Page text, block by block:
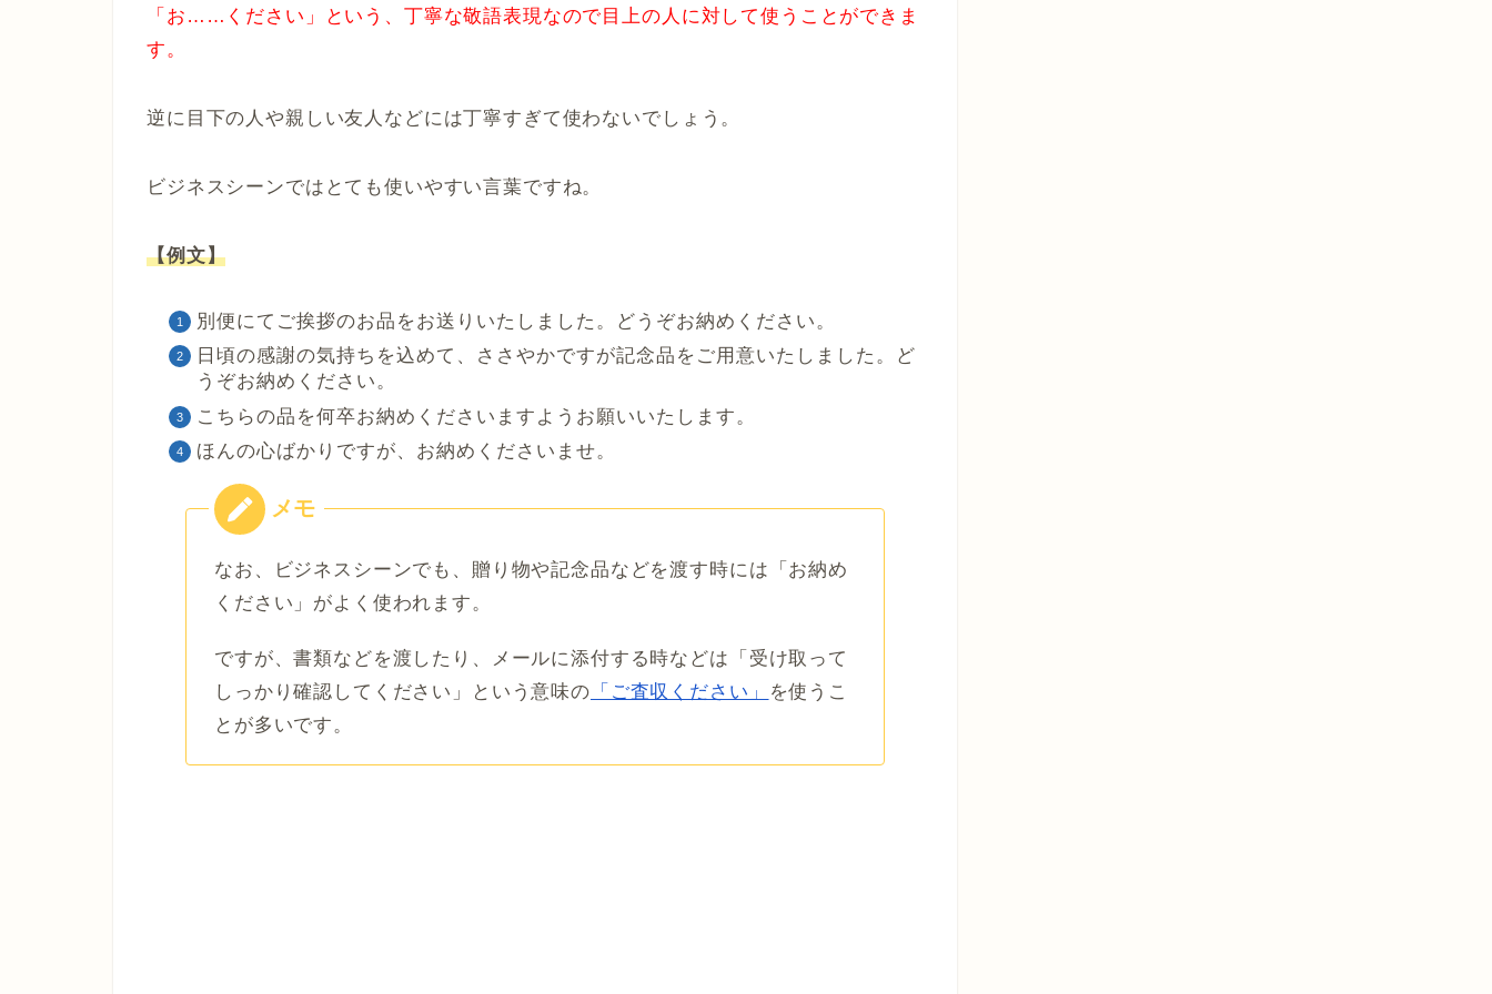
「お……ください」という、丁寧な敬語表現なので目上の人に対して使うことができま
す。
逆に目下の人や親しい友人などには丁寧すぎて使わないでしょう。
ビジネスシーンではとても使いやすい言葉ですね。
【例文】
別便にてご挨拶のお品をお送りいたしました。どうぞお納めください。
日頃の感謝の気持ちを込めて、ささやかですが記念品をご用意いたしました。ど
うぞお納めください。
こちらの品を何卒お納めくださいますようお願いいたします。
ほんの心ばかりですが、お納めくださいませ。
なお、ビジネスシーンでも、贈り物や記念品などを渡す時には「お納め
ください」がよく使われます。
ですが、書類などを渡したり、メールに添付する時などは「受け取って
しっかり確認してください」という意味の 「ご査収ください」
を使うこ
とが多いです。